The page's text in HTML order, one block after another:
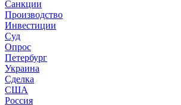
Санкции
Производство
Инвестиции
Суд
Опрос
Петербург
Украина
Сделка
США
Россия